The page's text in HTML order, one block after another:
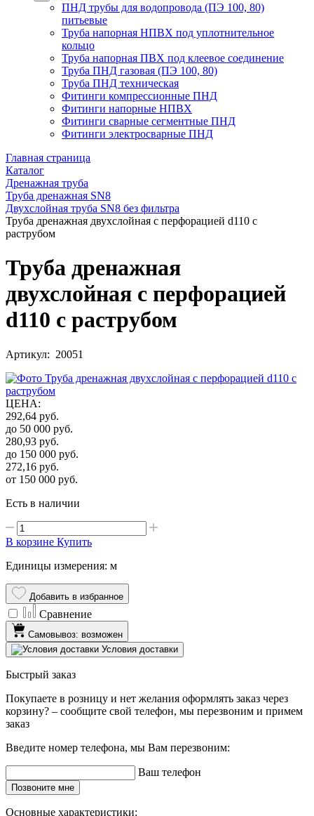
ПНД трубы для водопровода (ПЭ 100, 80)
питьевые
Труба напорная НПВХ под уплотнительное
кольцо
Труба напорная ПВХ под клеевое соединение
Труба ПНД газовая (ПЭ 100, 80)
Труба ПНД техническая
Фитинги компрессионные ПНД
Фитинги напорные НПВХ
Фитинги сварные сегментные ПНД
Фитинги электросварные ПНД
Главная страница
Каталог
Дренажная труба
Труба дренажная SN8
Двухслойная труба SN8 без фильтра
Труба дренажная двухслойная с перфорацией d110 с
раструбом
Труба дренажная
двухслойная с перфорацией
d110 с раструбом
Артикул: 20051
ЦЕНА:
292,64 руб.
до 50 000 руб.
280,93 руб.
до 150 000 руб.
272,16 руб.
от 150 000 руб.
Есть в наличии
В корзине Купить
Единицы измерения: м
Добавить в избранное
Сравнение
Самовывоз: возможен
Условия доставки
Быстрый заказ
Покупаете в розницу и нет желания оформлять заказ через
корзину? – сообщите свой телефон, мы перезвоним и примем
заказ
Введите номер телефона, мы Вам перезвоним:
Ваш телефон
Позвоните мне
Основные характеристики: